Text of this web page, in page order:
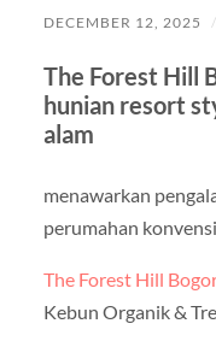
DECEMBER 12, 2025 /
The Forest Hill
hunian resort
alam
menawarkan
perumahan
The Forest Hill
Kebun Organik &